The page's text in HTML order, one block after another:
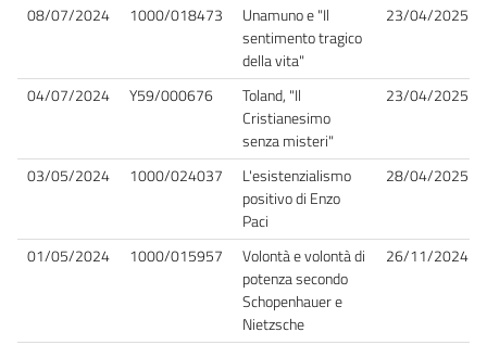
08/07/2024 1000/018473
Unamuno e "Il
sentimento tragico
della vita"
23/04/2025
04/07/2024 Y59/000676
Toland, "Il
Cristianesimo
senza misteri"
23/04/2025
03/05/2024 1000/024037
L'esistenzialismo
positivo di Enzo
Paci
28/04/2025
01/05/2024 1000/015957
Volontà e volontà di
potenza secondo
Schopenhauer e
Nietzsche
26/11/2024